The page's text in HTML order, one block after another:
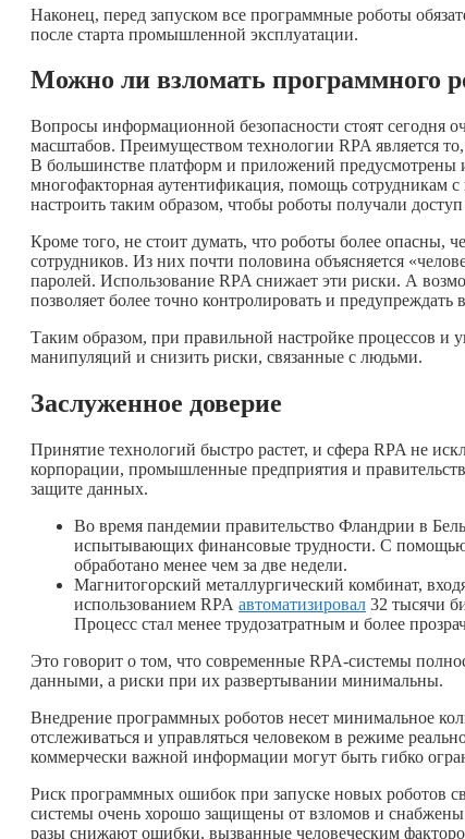
Наконец, перед запуском все программные роботы
после старта промышленной эксплуатации.
Можно ли взломать программного
Вопросы информационной безопасности стоят сегодня
масштабов. Преимуществом технологии RPA является
В большинстве платформ и приложений предусмотрены
многофакторная аутентификация, помощь сотрудникам
настроить таким образом, чтобы роботы получали
Кроме того, не стоит думать, что роботы более опасны,
сотрудников. Из них почти половина объясняется
паролей. Использование RPA снижает эти риски. А
позволяет более точно контролировать и предупреждать
Таким образом, при правильной настройке процессов и
манипуляций и снизить риски, связанные с людьми.
Заслуженное доверие
Принятие технологий быстро растет, и сфера RPA не
корпорации, промышленные предприятия и
защите данных.
Во время пандемии правительство Фландрии в
испытывающих финансовые трудности. С помощью
обработано менее чем за две недели.
Магнитогорский металлургический комбинат,
использованием RPA автоматизировал 32 тысячи
Процесс стал менее трудозатратным и более
Это говорит о том, что современные RPA-системы
данными, а риски при их развертывании минимальны.
Внедрение программных роботов несет минимальное
отслеживаться и управляться человеком в режиме
коммерчески важной информации могут быть гибко
Риск программных ошибок при запуске новых роботов
системы очень хорошо защищены от взломов и
разы снижают ошибки, вызванные человеческим